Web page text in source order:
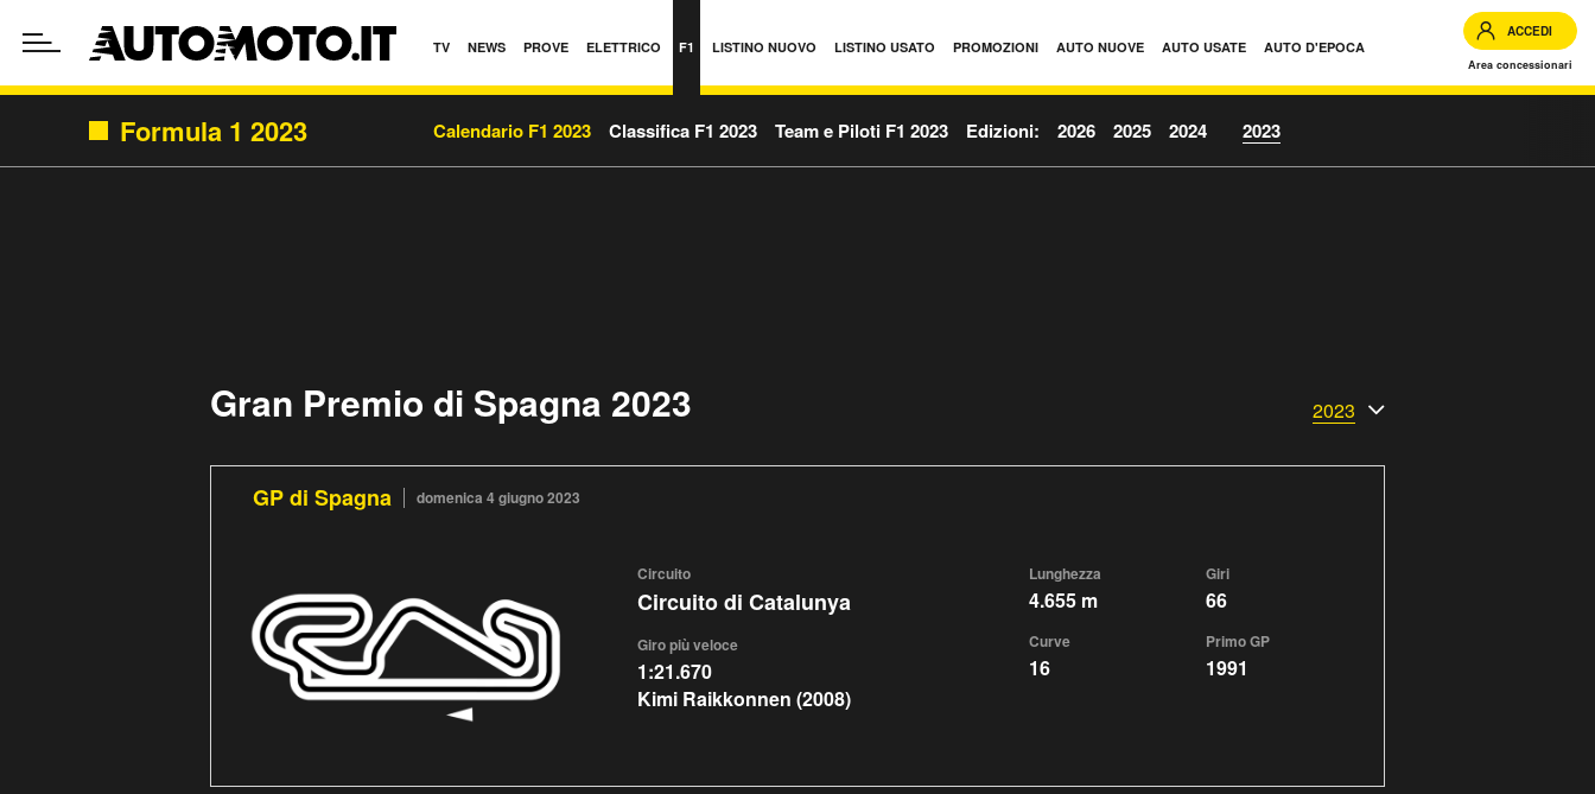
TV NEWS PROVE ELETTRICO F1 LISTINO NUOVO LISTINO USATO PROMOZIONI AUTO NUOVE AUTO USATE AUTO D'EPOCA
ACCEDI
Area concessionari
Formula 1 2023 Calendario F1 2023 Classifica F1 2023 Team e Piloti F1 2023 Edizioni: 2026 2025 2024 2023
Gran Premio di Spagna 2023 2023
GP di Spagna domenica 4 giugno 2023
Circuito
Circuito di Catalunya
Giro più veloce
1:21.670
Kimi Raikkonnen (2008)
Lunghezza
4.655 m
Giri
66
Curve
16
Primo GP
1991